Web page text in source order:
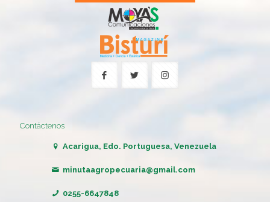
Contáctenos
Acarigua, Edo. Portuguesa, Venezuela
minutaagropecuaria@gmail.com
0255-6647848